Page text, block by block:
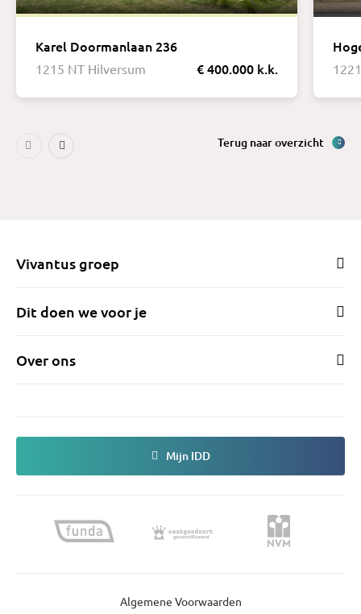
Karel Doormanlaan 236
1215 NT Hilversum € 400.000 k.k.
Terug naar overzicht
Vivantus groep
Dit doen we voor je
Over ons
Mijn IDD
Algemene Voorwaarden